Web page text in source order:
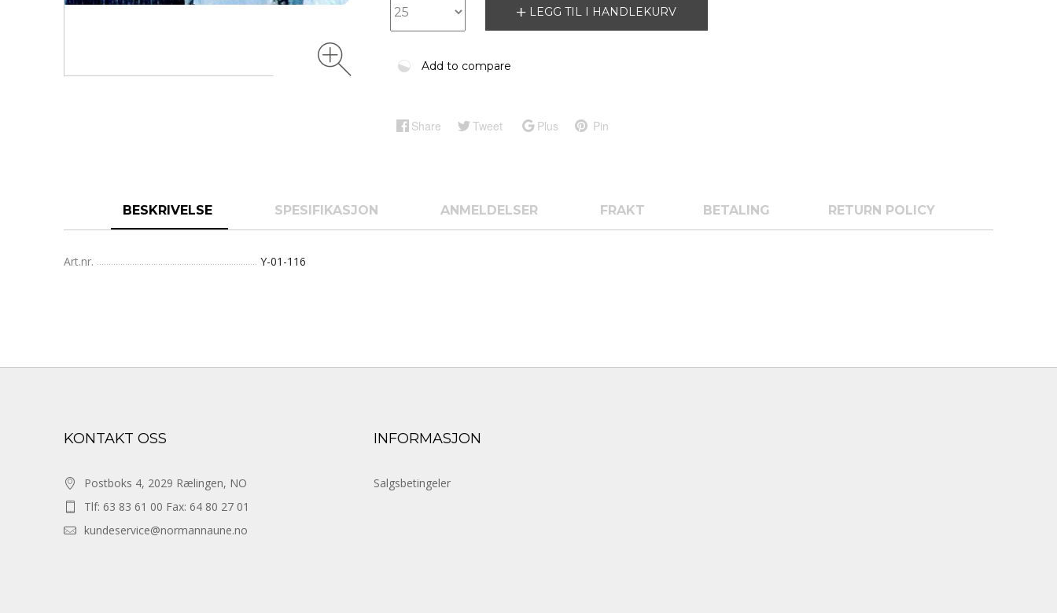
LEGG TIL I HANDLEKURV
Add to compare
Share Tweet Plus Pin
BESKRIVELSE SPESIFIKASJON ANMELDELSER FRAKT BETALING RETURN POLICY
Art.nr. Y-01-116
KONTAKT OSS
Postboks 4, 2029 Rælingen, NO
Tlf: 63 83 61 00 Fax: 64 80 27 01
kundeservice@normannaune.no
INFORMASJON
Salgsbetingeler